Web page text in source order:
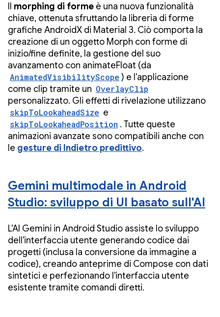
Il morphing di forme è una nuova funzionalità
chiave, ottenuta sfruttando la libreria di forme
grafiche AndroidX di Material 3. Ciò comporta la
creazione di un oggetto Morph con forme di
inizio/fine definite, la gestione del suo
avanzamento con animateFloat (da
AnimatedVisibilityScope ) e l'applicazione
come clip tramite un OverlayClip
personalizzato. Gli effetti di rivelazione utilizzano
skipToLookaheadSize e
skipToLookaheadPosition . Tutte queste
animazioni avanzate sono compatibili anche con
le gesture di Indietro predittivo.
Gemini multimodale in Android
Studio: sviluppo di UI basato sull'AI
L'AI Gemini in Android Studio assiste lo sviluppo
dell'interfaccia utente generando codice dai
progetti (inclusa la conversione da immagine a
codice), creando anteprime di Compose con dati
sintetici e perfezionando l'interfaccia utente
esistente tramite comandi diretti.